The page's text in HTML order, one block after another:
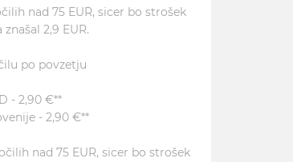
nad 75 EUR, sicer bo strošek
2,9 EUR.
po povzetju
- 2,90 €**
- 2,90 €**
nad 75 EUR, sicer bo strošek